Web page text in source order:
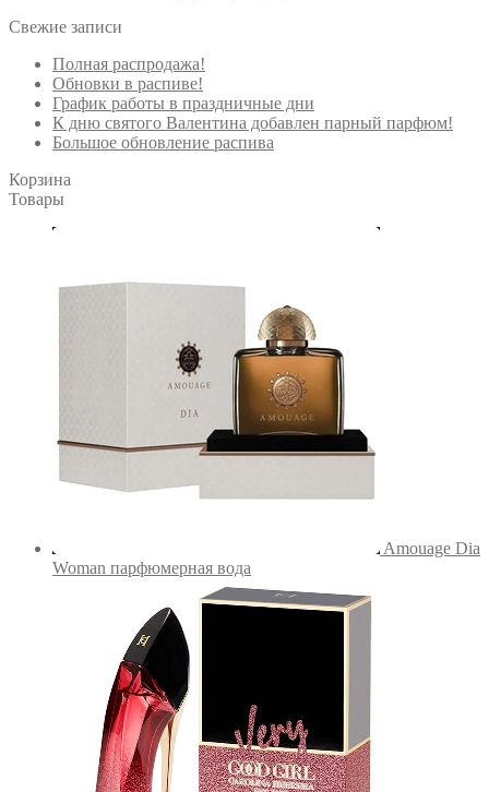
Свежие записи
Полная распродажа!
Обновки в распиве!
График работы в праздничные дни
К дню святого Валентина добавлен парный парфюм!
Большое обновление распива
Корзина
Товары
Amouage Dia
Woman парфюмерная вода